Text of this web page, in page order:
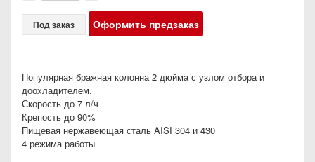
Под заказ Оформить предзаказ
Популярная бражная колонна 2 дюйма с узлом отбора и
доохладителем.
Скорость до 7 л/ч
Крепость до 90%
Пищевая нержавеющая сталь AISI 304 и 430
4 режима работы